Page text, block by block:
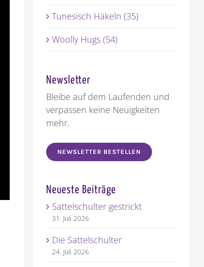
Tunesisch Häkeln (35)
Woolly Hugs (54)
Newsletter
Bleibe auf dem Laufenden und
verpassen keine Neuigkeiten
mehr.
NEWSLETTER BESTELLEN
Neueste Beiträge
Sattelschulter gestrickt
31. Juli 2026
Die Sattelschulter
24. Juli 2026